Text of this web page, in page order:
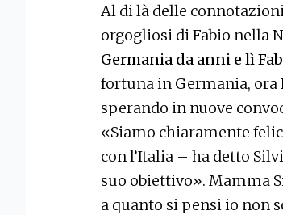
Al di là delle
orgogliosi di Fabio nella
Germania da anni e lì
fortuna in Germania, ora
sperando in nuove
«Siamo chiaramente
con l’Italia – ha detto
suo obiettivo». Mamma
a quanto si pensi io non